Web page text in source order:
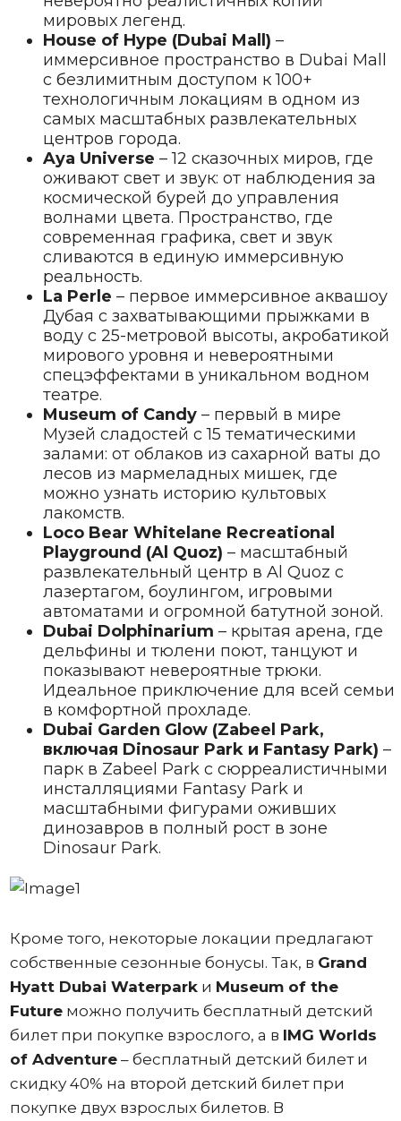
мировых легенд.
House of Hype (Dubai Mall) –
иммерсивное пространство в Dubai Mall
с безлимитным доступом к 100+
технологичным локациям в одном из
самых масштабных развлекательных
центров города.
Aya Universe – 12 сказочных миров, где
оживают свет и звук: от наблюдения за
космической бурей до управления
волнами цвета. Пространство, где
современная графика, свет и звук
сливаются в единую иммерсивную
реальность.
La Perle – первое иммерсивное аквашоу
Дубая с захватывающими прыжками в
воду с 25-метровой высоты, акробатикой
мирового уровня и невероятными
спецэффектами в уникальном водном
театре.
Museum of Candy– первый в мире
Музей сладостей с 15 тематическими
залами: от облаков из сахарной ваты до
лесов из мармеладных мишек, где
можно узнать историю культовых
лакомств.
Loco Bear Whitelane Recreational
Playground (Al Quoz) – масштабный
развлекательный центр в Al Quoz с
лазертагом, боулингом, игровыми
автоматами и огромной батутной зоной.
Dubai Dolphinarium – крытая арена, где
дельфины и тюлени поют, танцуют и
показывают невероятные трюки.
Идеальное приключение для всей семьи
в комфортной прохладе.
Dubai Garden Glow (Zabeel Park,
включая Dinosaur Park и Fantasy Park) –
парк в Zabeel Park с сюрреалистичными
инсталляциями Fantasy Park и
масштабными фигурами оживших
динозавров в полный рост в зоне
Dinosaur Park.
Кроме того, некоторые локации предлагают
собственные сезонные бонусы. Так, в Grand
Hyatt Dubai Waterparkи Museum of the
Futureможно получить бесплатный детский
билет при покупке взрослого, а в IMG Worlds
of Adventure– бесплатный детский билет и
скидку 40% на второй детский билет при
покупке двух взрослых билетов. В